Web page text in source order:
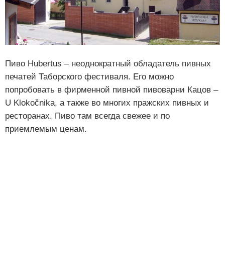
Пиво Hubertus – неоднократный обладатель пивных
печатей Таборского фестиваля. Его можно
попробовать в фирменной пивной пивоварни Кацов –
U Klokočnika, а также во многих пражских пивных и
ресторанах. Пиво там всегда свежее и по
приемлемым ценам.